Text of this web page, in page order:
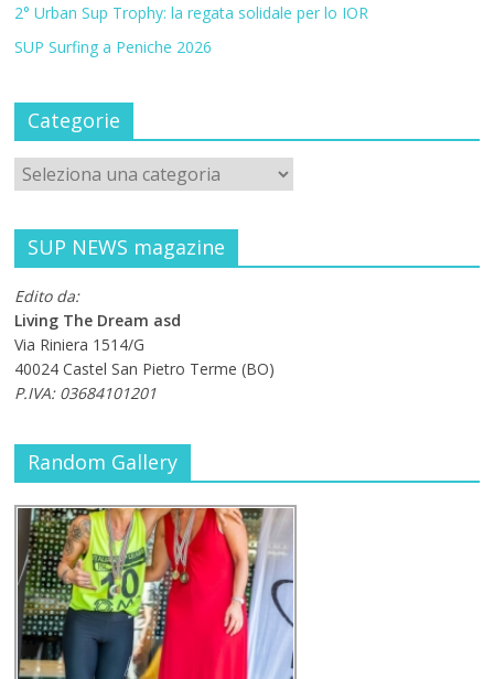
2° Urban Sup Trophy: la regata solidale per lo IOR
SUP Surfing a Peniche 2026
Categorie
SUP NEWS magazine
Edito da:
Living The Dream asd
Via Riniera 1514/G
40024 Castel San Pietro Terme (BO)
P.IVA: 03684101201
Random Gallery